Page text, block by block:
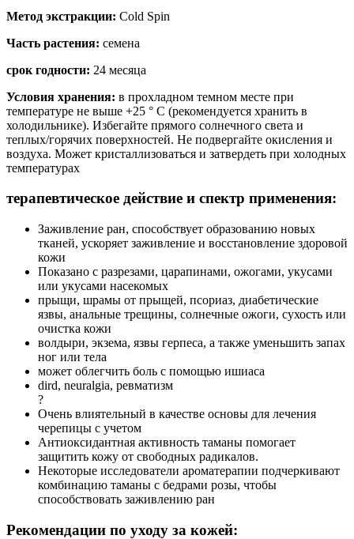
Метод экстракции: Cold Spin
Часть растения: семена
срок годности: 24 месяца
Условия хранения: в прохладном темном месте при
температуре не выше +25 ° C (рекомендуется хранить в
холодильнике). Избегайте прямого солнечного света и
теплых/горячих поверхностей. Не подвергайте окисления и
воздуха. Может кристаллизоваться и затвердеть при холодных
температурах
терапевтическое действие и спектр применения:
Заживление ран, способствует образованию новых
тканей, ускоряет заживление и восстановление здоровой
кожи
Показано с разрезами, царапинами, ожогами, укусами
или укусами насекомых
прыщи, шрамы от прыщей, псориаз, диабетические
язвы, анальные трещины, солнечные ожоги, сухость или
очистка кожи
волдыри, экзема, язвы герпеса, а также уменьшить запах
ног или тела
может облегчить боль с помощью ишиаса
dird, neuralgia, ревматизм
?
Очень влиятельный в качестве основы для лечения
черепицы с учетом
Антиоксидантная активность таманы помогает
защитить кожу от свободных радикалов.
Некоторые исследователи ароматерапии подчеркивают
комбинацию таманы с бедрами розы, чтобы
способствовать заживлению ран
Рекомендации по уходу за кожей: